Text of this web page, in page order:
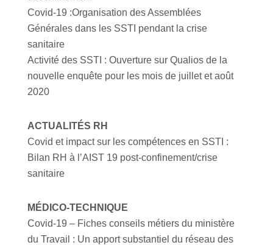
Covid-19 :Organisation des Assemblées
Générales dans les SSTI pendant la crise
sanitaire
Activité des SSTI : Ouverture sur Qualios de la
nouvelle enquête pour les mois de juillet et août
2020
ACTUALITÉS RH
Covid et impact sur les compétences en SSTI :
Bilan RH à l’AIST 19 post-confinement/crise
sanitaire
MÉDICO-TECHNIQUE
Covid-19 – Fiches conseils métiers du ministère
du Travail : Un apport substantiel du réseau des